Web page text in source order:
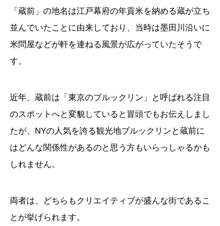
「蔵前」の地名は江戸幕府の年貢米を納める蔵が立ち
並んでいたことに由来しており、当時は墨田川沿いに
米問屋などが軒を連ねる風景が広がっていたそうで
す。
近年、蔵前は「東京のブルックリン」と呼ばれる注目
のスポットへと変貌していると冒頭でもお伝えしまし
たが、NYの人気を誇る観光地ブルックリンと蔵前に
はどんな関係性があるのと思う方もいらっしゃるかも
しれません。
両者は、どちらもクリエイティブが盛んな街であるこ
とが挙げられます。